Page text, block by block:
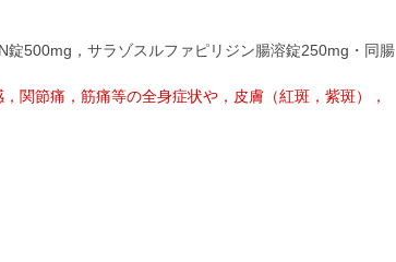
500mg，サラゾスルファピリジン腸溶錠250mg・同腸
，関節痛，筋痛等の全身症状や，皮膚（紅斑，紫斑），